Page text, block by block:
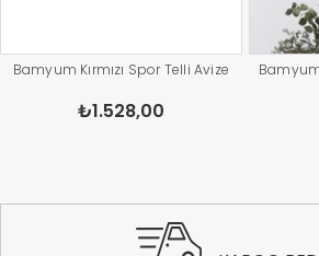
Bamyum Kırmızı Spor Telli Avize
₺1.528,00